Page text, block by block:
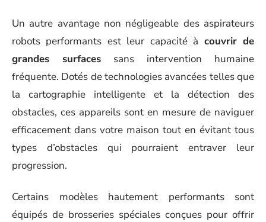
Un autre avantage non négligeable des aspirateurs
robots performants est leur capacité à couvrir de
grandes surfaces sans intervention humaine
fréquente. Dotés de technologies avancées telles que
la cartographie intelligente et la détection des
obstacles, ces appareils sont en mesure de naviguer
efficacement dans votre maison tout en évitant tous
types d’obstacles qui pourraient entraver leur
progression.
Certains modèles hautement performants sont
équipés de brosseries spéciales conçues pour offrir